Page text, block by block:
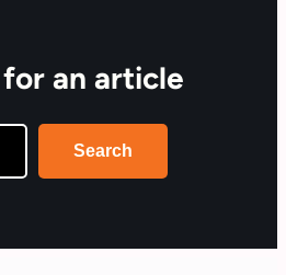
an article
Search